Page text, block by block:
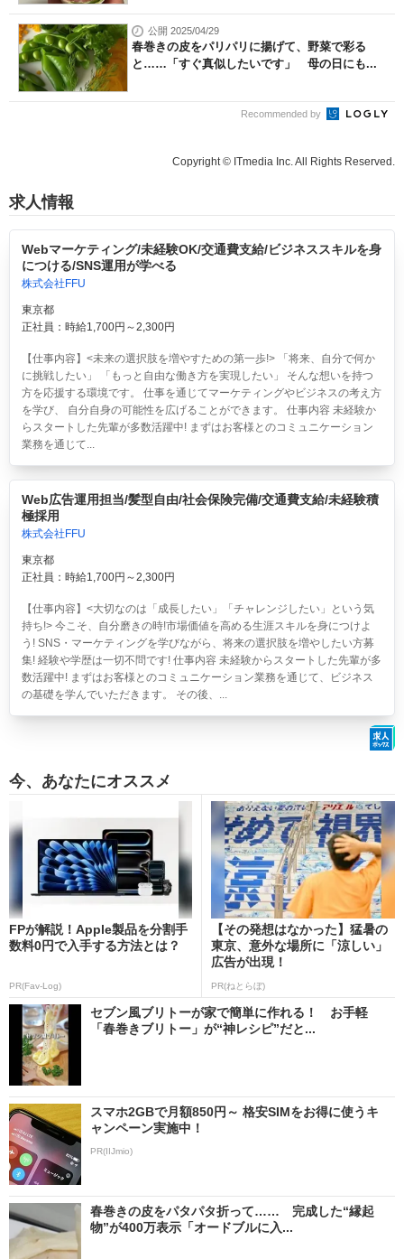
公開 2025/04/29
春巻きの皮をパリパリに揚げて、野菜で彩る
と……「すぐ真似したいです」 母の日にも...
Recommended by
Copyright © ITmedia Inc. All Rights Reserved.
求人情報
Webマーケティング/未経験OK/交通費支給/ビジネススキルを身
につける/SNS運用が学べる
株式会社FFU
東京都
正社員：時給1,700円～2,300円
【仕事内容】<未来の選択肢を増やすための第一歩!> 「将来、自分で何か
に挑戦したい」 「もっと自由な働き方を実現したい」 そんな想いを持つ
方を応援する環境です。 仕事を通じてマーケティングやビジネスの考え方
を学び、 自分自身の可能性を広げることができます。 仕事内容 未経験か
らスタートした先輩が多数活躍中! まずはお客様とのコミュニケーション
業務を通じて...
Web広告運用担当/髪型自由/社会保険完備/交通費支給/未経験積
極採用
株式会社FFU
東京都
正社員：時給1,700円～2,300円
【仕事内容】<大切なのは「成長したい」「チャレンジしたい」という気
持ち!> 今こそ、自分磨きの時!市場価値を高める生涯スキルを身につけよ
う! SNS・マーケティングを学びながら、将来の選択肢を増やしたい方募
集! 経験や学歴は一切不問です! 仕事内容 未経験からスタートした先輩が多
数活躍中! まずはお客様とのコミュニケーション業務を通じて、ビジネス
の基礎を学んでいただきます。 その後、...
今、あなたにオススメ
FPが解説！Apple製品を分割手
数料0円で入手する方法とは？
PR(Fav-Log)
【その発想はなかった】猛暑の
東京、意外な場所に「涼しい」
広告が出現！
PR(ねとらぼ)
セブン風ブリトーが家で簡単に作れる！ お手軽
「春巻きブリトー」が“神レシピ”だと...
スマホ2GBで月額850円～ 格安SIMをお得に使うキ
ャンペーン実施中！
PR(IIJmio)
春巻きの皮をパタパタ折って…… 完成した“縁起
物”が400万表示「オードブルに入...